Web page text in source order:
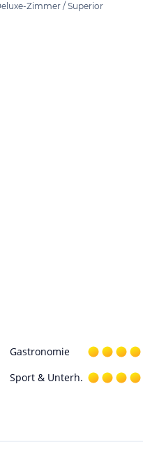
Zimmer / Superior
Gastronomie
Sport & Unterh.